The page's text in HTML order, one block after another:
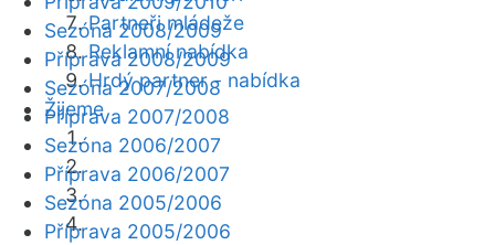
Partneři mládeže
Reklamní nabídka
Hrdý partner - nabídka
Žijeme
Sezóna 2008/2009
Příprava 2008/2009
Sezóna 2007/2008
Příprava 2007/2008
Sezóna 2006/2007
Příprava 2006/2007
Sezóna 2005/2006
Příprava 2005/2006